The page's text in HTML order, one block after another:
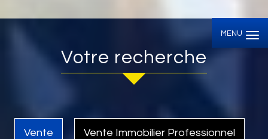
MENU
Votre recherche
Vente Vente Immobilier Professionnel